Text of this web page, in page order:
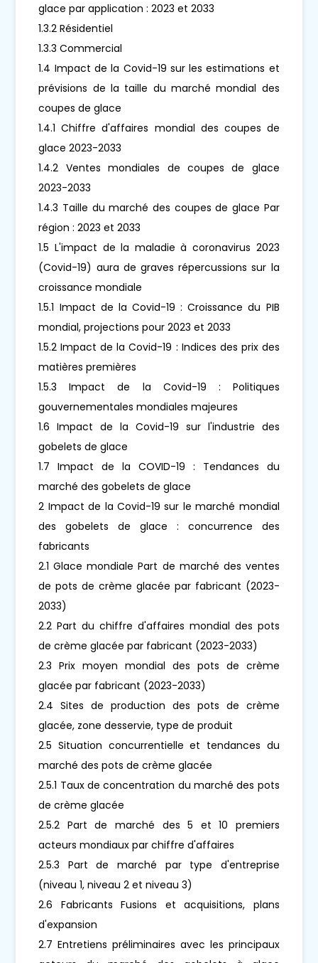
glace par application : 2023 et 2033
1.3.2 Résidentiel
1.3.3 Commercial
1.4 Impact de la Covid-19 sur les estimations et
prévisions de la taille du marché mondial des
coupes de glace
1.4.1 Chiffre d'affaires mondial des coupes de
glace 2023-2033
1.4.2 Ventes mondiales de coupes de glace
2023-2033
1.4.3 Taille du marché des coupes de glace Par
région : 2023 et 2033
1.5 L'impact de la maladie à coronavirus 2023
(Covid-19) aura de graves répercussions sur la
croissance mondiale
1.5.1 Impact de la Covid-19 : Croissance du PIB
mondial, projections pour 2023 et 2033
1.5.2 Impact de la Covid-19 : Indices des prix des
matières premières
1.5.3 Impact de la Covid-19 : Politiques
gouvernementales mondiales majeures
1.6 Impact de la Covid-19 sur l'industrie des
gobelets de glace
1.7 Impact de la COVID-19 : Tendances du
marché des gobelets de glace
2 Impact de la Covid-19 sur le marché mondial
des gobelets de glace : concurrence des
fabricants
2.1 Glace mondiale Part de marché des ventes
de pots de crème glacée par fabricant (2023-
2033)
2.2 Part du chiffre d'affaires mondial des pots
de crème glacée par fabricant (2023-2033)
2.3 Prix moyen mondial des pots de crème
glacée par fabricant (2023-2033)
2.4 Sites de production des pots de crème
glacée, zone desservie, type de produit
2.5 Situation concurrentielle et tendances du
marché des pots de crème glacée
2.5.1 Taux de concentration du marché des pots
de crème glacée
2.5.2 Part de marché des 5 et 10 premiers
acteurs mondiaux par chiffre d'affaires
2.5.3 Part de marché par type d'entreprise
(niveau 1, niveau 2 et niveau 3)
2.6 Fabricants Fusions et acquisitions, plans
d'expansion
2.7 Entretiens préliminaires avec les principaux